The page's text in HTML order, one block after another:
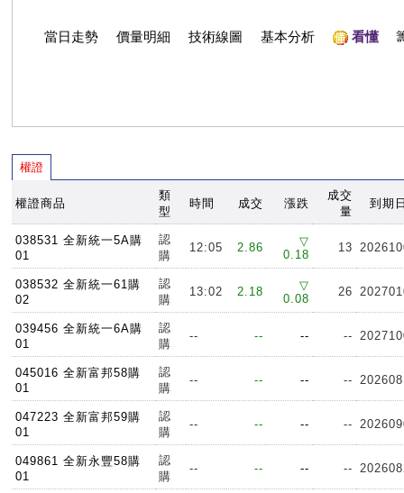
當日走勢 價量明細 技術線圖 基本分析 看懂
權證
權證商品
類
型
時間 成交 漲跌
成交
量
到期
038531 全新統一5A購
01
認
購
12:05 2.86
▽
0.18
13
038532 全新統一61購
02
認
購
13:02 2.18
▽
0.08
26
039456 全新統一6A購
01
認
購
-- -- -- --
045016 全新富邦58購
01
認
購
-- -- -- --
047223 全新富邦59購
01
認
購
-- -- -- --
049861 全新永豐58購
01
認
購
-- -- -- --